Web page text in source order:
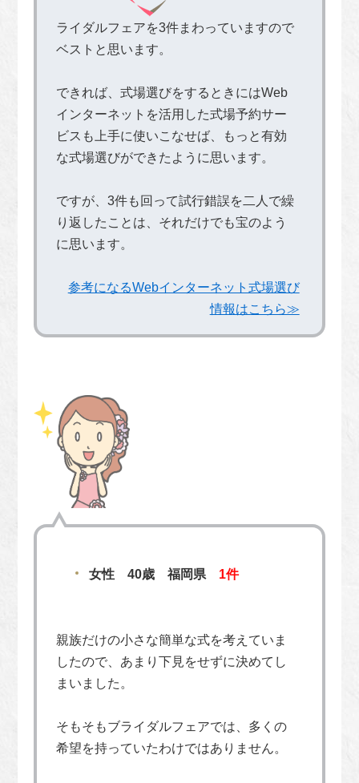
ライダルフェアを3件まわっていますので
ベストと思います。
できれば、式場選びをするときにはWeb
インターネットを活用した式場予約サー
ビスも上手に使いこなせば、もっと有効
な式場選びができたように思います。
ですが、3件も回って試行錯誤を二人で繰
り返したことは、それだけでも宝のよう
に思います。
参考になるWebインターネット式場選び
情報はこちら≫
女性 40歳 福岡県 1件
親族だけの小さな簡単な式を考えていま
したので、あまり下見をせずに決めてし
まいました。
そもそもブライダルフェアでは、多くの
希望を持っていたわけではありません。